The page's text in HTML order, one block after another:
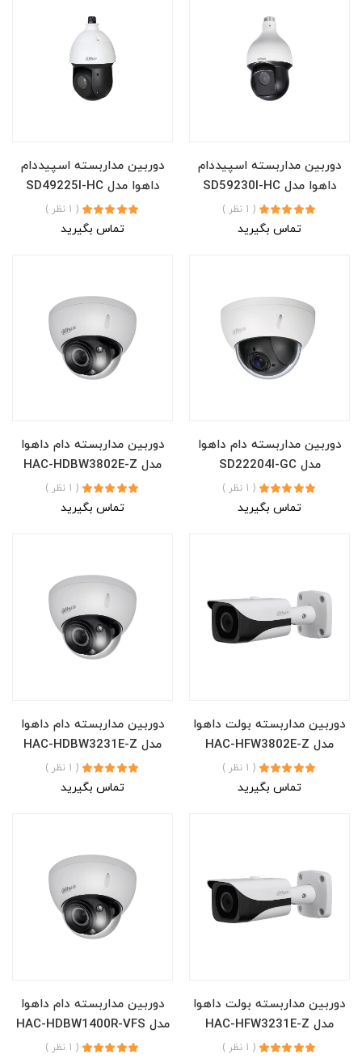
دوربین مداربسته اسپیددام
داهوا مدل SD59230I-HC
( 1 نظر )
تماس بگیرید
دوربین مداربسته اسپیددام
داهوا مدل SD49225I-HC
( 1 نظر )
تماس بگیرید
دوربین مداربسته دام داهوا
مدل SD22204I-GC
( 1 نظر )
تماس بگیرید
دوربین مداربسته دام داهوا
مدل HAC-HDBW3802E-Z
( 1 نظر )
تماس بگیرید
دوربین مداربسته بولت داهوا
مدل HAC-HFW3802E-Z
( 1 نظر )
تماس بگیرید
دوربین مداربسته دام داهوا
مدل HAC-HDBW3231E-Z
( 1 نظر )
تماس بگیرید
دوربین مداربسته بولت داهوا
مدل HAC-HFW3231E-Z
( 1 نظر )
دوربین مداربسته دام داهوا
مدل HAC-HDBW1400R-VFS
( 1 نظر )